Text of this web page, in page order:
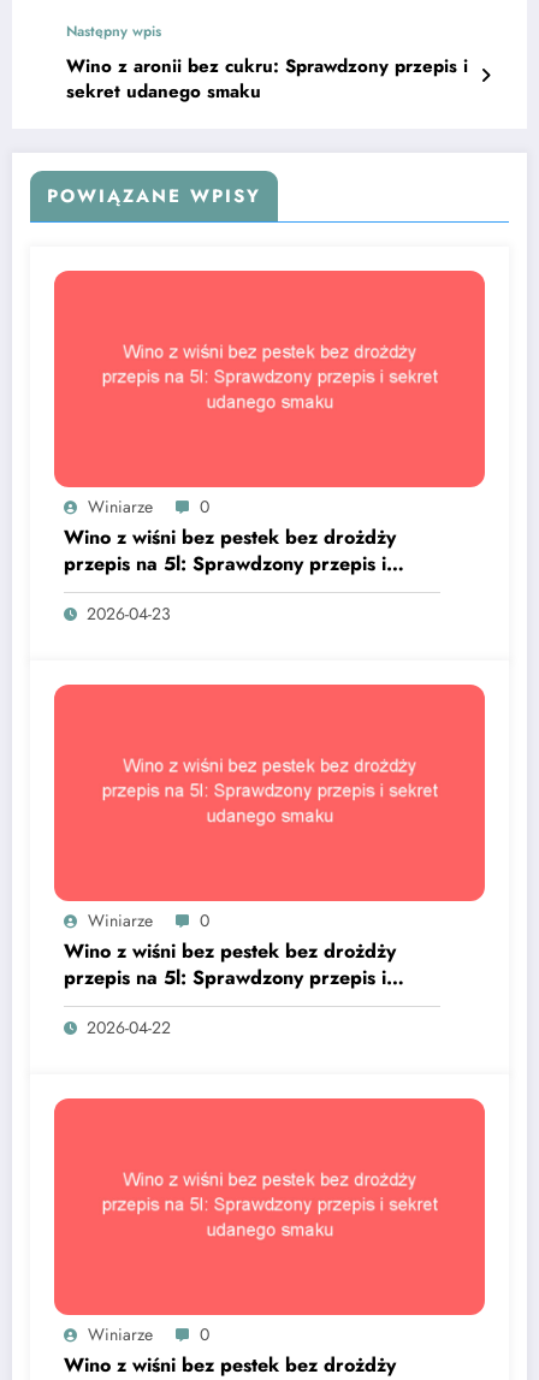
Następny wpis
Wino z aronii bez cukru: Sprawdzony przepis i
sekret udanego smaku
POWIĄZANE WPISY
Winiarze 0
Wino z wiśni bez pestek bez drożdży
przepis na 5l: Sprawdzony przepis i
sekret udanego smaku
2026-04-23
Winiarze 0
Wino z wiśni bez pestek bez drożdży
przepis na 5l: Sprawdzony przepis i
sekret udanego smaku
2026-04-22
Winiarze 0
Wino z wiśni bez pestek bez drożdży